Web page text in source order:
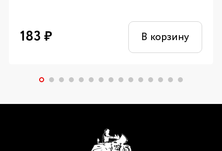
183 ₽ В корзину